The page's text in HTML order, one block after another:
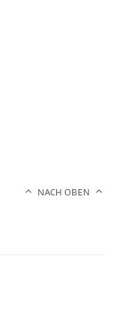
NACH OBEN